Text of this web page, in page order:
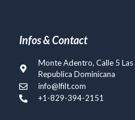
Infos & Contact
Monte Adentro, Calle 5
Republica Dominicana
info@lfilt.com
+1-829-394-2151